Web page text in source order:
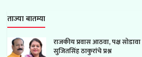
ताज्या बातम्या
राजकीय प्रवास आठवा, पक्ष
सुजितसिंह ठाकुरांचे प्रश्न